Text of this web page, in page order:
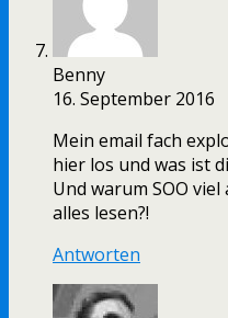
Benny
16. September 2016
Mein email fach
hier los und was ist
Und warum SOO
alles lesen?!
Antworten